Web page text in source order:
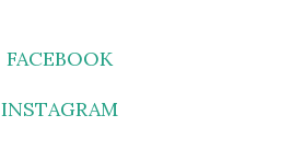
FACEBOOK
INSTAGRAM